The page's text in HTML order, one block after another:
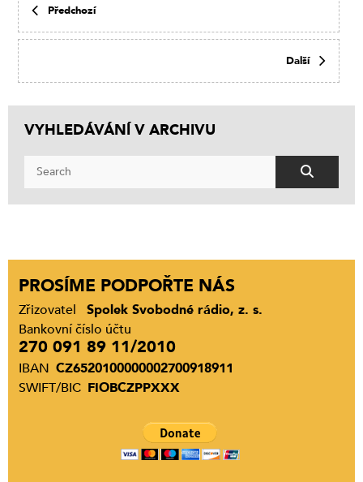
Předchozí
Další
VYHLEDÁVÁNÍ V ARCHIVU
PROSÍME PODPOŘTE NÁS
Zřizovatel
Spolek Svobodné rádio, z. s.
Bankovní číslo účtu
270 091 89 11/2010
IBAN CZ6520100000002700918911
SWIFT/BIC FIOBCZPPXXX